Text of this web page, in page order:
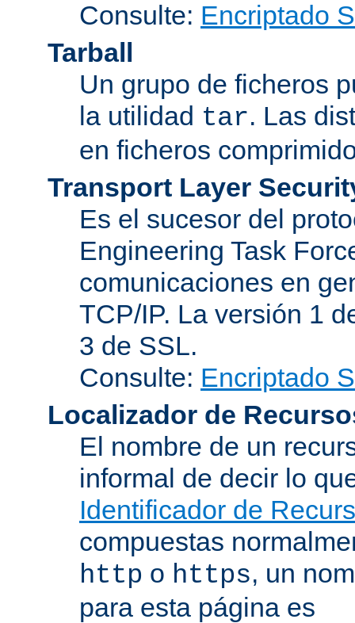
Consulte: Encriptado
Tarball
Un grupo de ficheros
la utilidad tar. Las
en ficheros
Transport Layer
Es el sucesor del
Engineering Task
comunicaciones en
TCP/IP. La versión 1
3 de SSL.
Consulte: Encriptado
Localizador de
El nombre de un
informal de decir lo
Identificador de
compuestas
http o https, un
para esta página es